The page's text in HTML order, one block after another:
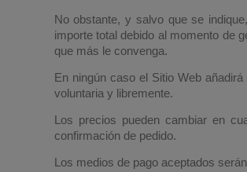
No obstante, y salvo que se
importe total debido al momento de
que más le convenga.
En ningún caso el Sitio Web
voluntaria y libremente.
Los precios pueden cambiar en
confirmación de pedido.
Los medios de pago aceptados